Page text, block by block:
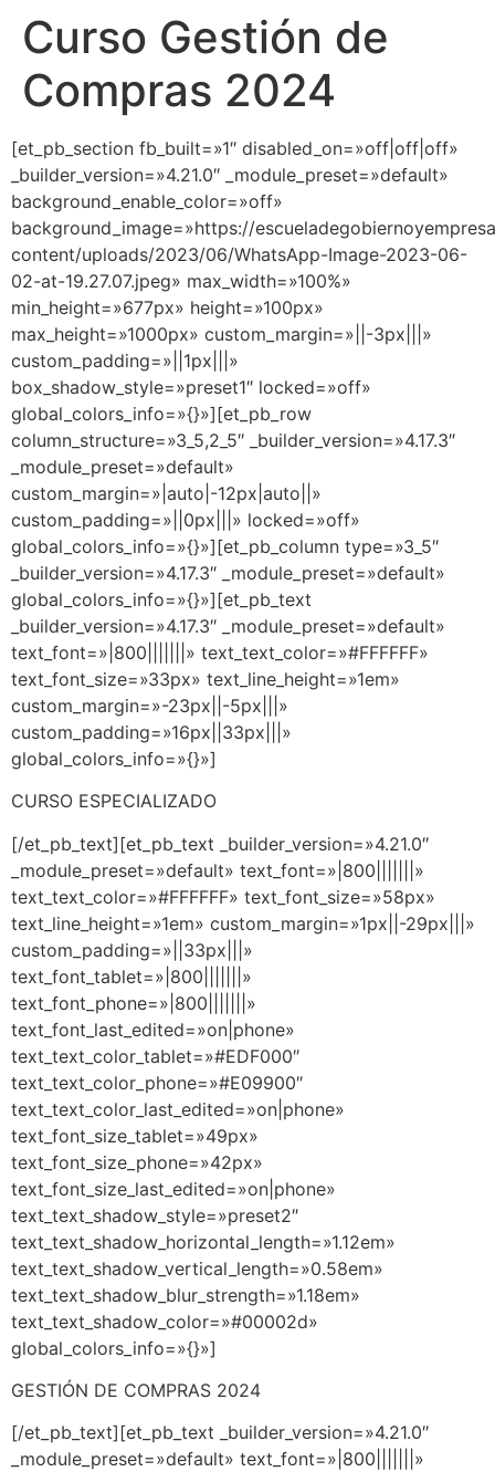
Curso Gestión de
Compras 2024
[et_pb_section fb_built=»1″ disabled_on=»off|off|off»
_builder_version=»4.21.0″ _module_preset=»default»
background_enable_color=»off»
background_image=»https://
content/uploads/2023/06/WhatsApp-Image-2023-06-
02-at-19.27.07.jpeg» max_width=»100%»
min_height=»677px» height=»100px»
max_height=»1000px» custom_margin=»||-3px|||»
custom_padding=»||1px|||»
box_shadow_style=»preset1″ locked=»off»
global_colors_info=»{}»][et_pb_row
column_structure=»3_5,2_5″ _builder_version=»4.17.3″
_module_preset=»default»
custom_margin=»|auto|-12px|auto||»
custom_padding=»||0px|||» locked=»off»
global_colors_info=»{}»][et_pb_column type=»3_5″
_builder_version=»4.17.3″ _module_preset=»default»
global_colors_info=»{}»][et_pb_text
_builder_version=»4.17.3″ _module_preset=»default»
text_font=»|800|||||||» text_text_color=»#FFFFFF»
text_font_size=»33px» text_line_height=»1em»
custom_margin=»-23px||-5px|||»
custom_padding=»16px||33px|||»
global_colors_info=»{}»]
CURSO ESPECIALIZADO
[/et_pb_text][et_pb_text _builder_version=»4.21.0″
_module_preset=»default» text_font=»|800|||||||»
text_text_color=»#FFFFFF» text_font_size=»58px»
text_line_height=»1em» custom_margin=»1px||-29px|||»
custom_padding=»||33px|||»
text_font_tablet=»|800|||||||»
text_font_phone=»|800|||||||»
text_font_last_edited=»on|phone»
text_text_color_tablet=»#EDF000″
text_text_color_phone=»#E09900″
text_text_color_last_edited=»on|phone»
text_font_size_tablet=»49px»
text_font_size_phone=»42px»
text_font_size_last_edited=»on|phone»
text_text_shadow_style=»preset2″
text_text_shadow_horizontal_length=»1.12em»
text_text_shadow_vertical_length=»0.58em»
text_text_shadow_blur_strength=»1.18em»
text_text_shadow_color=»#00002d»
global_colors_info=»{}»]
GESTIÓN DE COMPRAS 2024
[/et_pb_text][et_pb_text _builder_version=»4.21.0″
_module_preset=»default» text_font=»|800|||||||»